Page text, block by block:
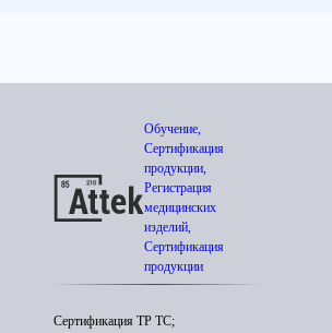
Обучение,
Сертификация
продукции,
Регистрация
медицинских
изделий,
Сертификация
продукции
Сертификация ТР ТС;